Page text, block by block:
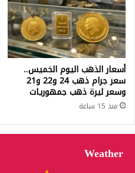
أسعار الذهب اليوم الخميس..
سعر جرام ذهب 24 و22 و21
وسعر ليرة ذهب جمهوريات
منذ 15 ساعة
Weather